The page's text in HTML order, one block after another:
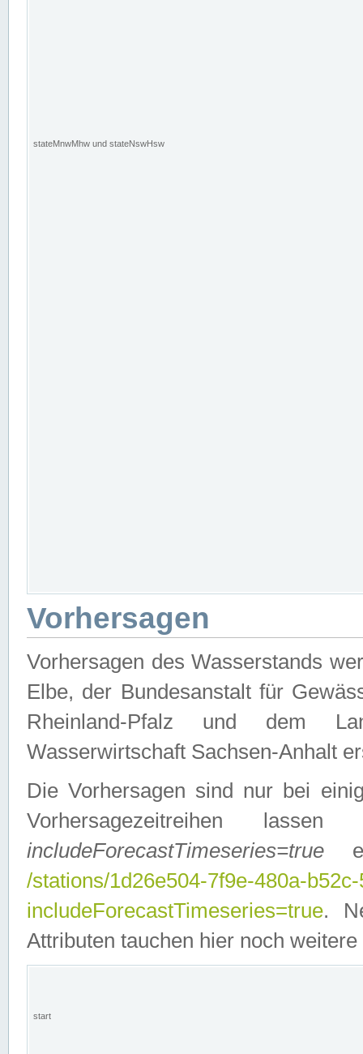
stateMnwMhw und stateNswHsw
Vorhersagen
Vorhersagen des Wasserstands
Elbe, der Bundesanstalt für
Rheinland-Pfalz und dem
Wasserwirtschaft Sachsen-Anhalt
Die Vorhersagen sind nur bei
Vorhersagezeitreihen
includeForecastTimeseries=true
/stations/1d26e504-7f9e-480a-
includeForecastTimeseries=true.
Attributen tauchen hier noch weitere
start